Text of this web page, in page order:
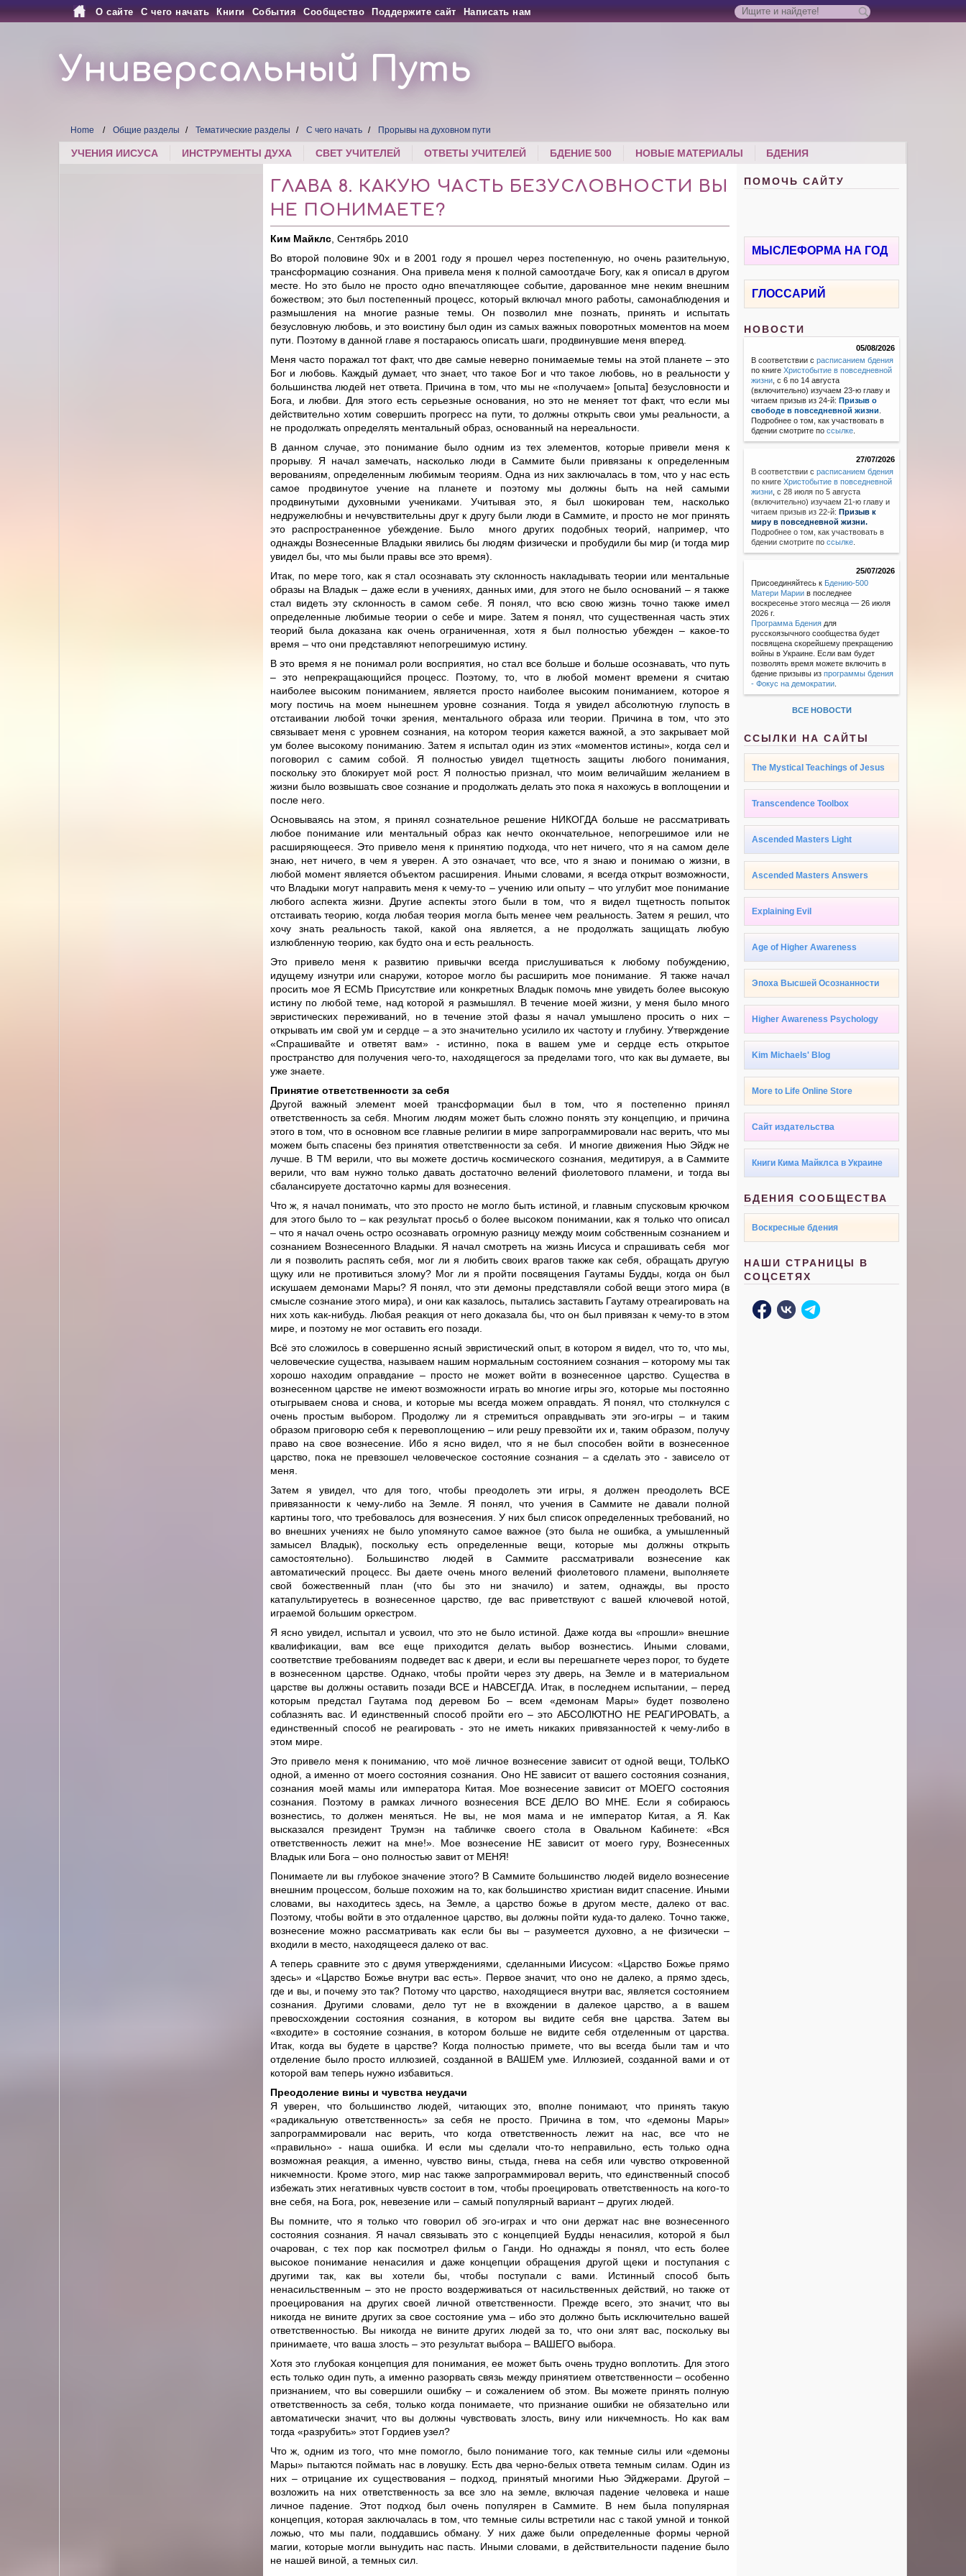
О сайте С чего начать Книги События Сообщество Поддержите сайт Написать нам
Универсальный Путь
Home Общие разделы Тематические разделы С чего начать Прорывы на духовном пути
УЧЕНИЯ ИИСУСА ИНСТРУМЕНТЫ ДУХА СВЕТ УЧИТЕЛЕЙ ОТВЕТЫ УЧИТЕЛЕЙ БДЕНИЕ 500 НОВЫЕ МАТЕРИАЛЫ БДЕНИЯ
ГЛАВА 8. КАКУЮ ЧАСТЬ БЕЗУСЛОВНОСТИ ВЫ
НЕ ПОНИМАЕТЕ?
Ким Майклс, Сентябрь 2010
Во второй половине 90х и в 2001 году я прошел через постепенную, но очень разительную,
трансформацию сознания. Она привела меня к полной самоотдаче Богу, как я описал в другом
месте. Но это было не просто одно впечатляющее событие, дарованное мне неким внешним
божеством; это был постепенный процесс, который включал много работы, самонаблюдения и
размышления на многие разные темы. Он позволил мне познать, принять и испытать
безусловную любовь, и это воистину был один из самых важных поворотных моментов на моем
пути. Поэтому в данной главе я постараюсь описать шаги, продвинувшие меня вперед.
Меня часто поражал тот факт, что две самые неверно понимаемые темы на этой планете – это
Бог и любовь. Каждый думает, что знает, что такое Бог и что такое любовь, но в реальности у
большинства людей нет ответа. Причина в том, что мы не «получаем» [опыта] безусловности и
Бога, и любви. Для этого есть серьезные основания, но это не меняет тот факт, что если мы
действительно хотим совершить прогресс на пути, то должны открыть свои умы реальности, а
не продолжать определять ментальный образ, основанный на нереальности.
В данном случае, это понимание было одним из тех элементов, которые привели меня к
прорыву. Я начал замечать, насколько люди в Саммите были привязаны к определенным
верованиям, определенным любимым теориям. Одна из них заключалась в том, что у нас есть
самое продвинутое учение на планете и поэтому мы должны быть на ней самыми
продвинутыми духовными учениками. Учитывая это, я был шокирован тем, насколько
недружелюбны и нечувствительны друг к другу были люди в Саммите, и просто не мог принять
это распространенное убеждение. Было много других подобных теорий, например, что
однажды Вознесенные Владыки явились бы людям физически и пробудили бы мир (и тогда мир
увидел бы, что мы были правы все это время).
Итак, по мере того, как я стал осознавать эту склонность накладывать теории или ментальные
образы на Владык – даже если в учениях, данных ими, для этого не было оснований – я также
стал видеть эту склонность в самом себе. Я понял, что всю свою жизнь точно также имел
определенные любимые теории о себе и мире. Затем я понял, что существенная часть этих
теорий была доказана как очень ограниченная, хотя я был полностью убежден – какое-то
время – что они представляют непогрешимую истину.
В это время я не понимал роли восприятия, но стал все больше и больше осознавать, что путь
– это непрекращающийся процесс. Поэтому, то, что в любой момент времени я считаю
наиболее высоким пониманием, является просто наиболее высоким пониманием, которое я
могу постичь на моем нынешнем уровне сознания. Тогда я увидел абсолютную глупость в
отстаивании любой точки зрения, ментального образа или теории. Причина в том, что это
связывает меня с уровнем сознания, на котором теория кажется важной, а это закрывает мой
ум более высокому пониманию. Затем я испытал один из этих «моментов истины», когда сел и
поговорил с самим собой. Я полностью увидел тщетность защиты любого понимания,
поскольку это блокирует мой рост. Я полностью признал, что моим величайшим желанием в
жизни было возвышать свое сознание и продолжать делать это пока я нахожусь в воплощении и
после него.
Основываясь на этом, я принял сознательное решение НИКОГДА больше не рассматривать
любое понимание или ментальный образ как нечто окончательное, непогрешимое или не
расширяющееся. Это привело меня к принятию подхода, что нет ничего, что я на самом деле
знаю, нет ничего, в чем я уверен. А это означает, что все, что я знаю и понимаю о жизни, в
любой момент является объектом расширения. Иными словами, я всегда открыт возможности,
что Владыки могут направить меня к чему-то – учению или опыту – что углубит мое понимание
любого аспекта жизни. Другие аспекты этого были в том, что я видел тщетность попыток
отстаивать теорию, когда любая теория могла быть менее чем реальность. Затем я решил, что
хочу знать реальность такой, какой она является, а не продолжать защищать любую
излюбленную теорию, как будто она и есть реальность.
Это привело меня к развитию привычки всегда прислушиваться к любому побуждению,
идущему изнутри или снаружи, которое могло бы расширить мое понимание. Я также начал
просить мое Я ЕСМЬ Присутствие или конкретных Владык помочь мне увидеть более высокую
истину по любой теме, над которой я размышлял. В течение моей жизни, у меня было много
эвристических переживаний, но в течение этой фазы я начал умышлено просить о них –
открывать им свой ум и сердце – а это значительно усилило их частоту и глубину. Утверждение
«Спрашивайте и ответят вам» - истинно, пока в вашем уме и сердце есть открытое
пространство для получения чего-то, находящегося за пределами того, что как вы думаете, вы
уже знаете.
Принятие ответственности за себя
Другой важный элемент моей трансформации был в том, что я постепенно принял
ответственность за себя. Многим людям может быть сложно понять эту концепцию, и причина
этого в том, что в основном все главные религии в мире запрограммировали нас верить, что мы
можем быть спасены без принятия ответственности за себя. И многие движения Нью Эйдж не
лучше. В ТМ верили, что вы можете достичь космического сознания, медитируя, а в Саммите
верили, что вам нужно только давать достаточно велений фиолетового пламени, и тогда вы
сбалансируете достаточно кармы для вознесения.
Что ж, я начал понимать, что это просто не могло быть истиной, и главным спусковым крючком
для этого было то – как результат просьб о более высоком понимании, как я только что описал
– что я начал очень остро осознавать огромную разницу между моим собственным сознанием и
сознанием Вознесенного Владыки. Я начал смотреть на жизнь Иисуса и спрашивать себя мог
ли я позволить распять себя, мог ли я любить своих врагов также как себя, обращать другую
щуку или не противиться злому? Мог ли я пройти посвящения Гаутамы Будды, когда он был
искушаем демонами Мары? Я понял, что эти демоны представляли собой вещи этого мира (в
смысле сознание этого мира), и они как казалось, пытались заставить Гаутаму отреагировать на
них хоть как-нибудь. Любая реакция от него доказала бы, что он был привязан к чему-то в этом
мире, и поэтому не мог оставить его позади.
Всё это сложилось в совершенно ясный эвристический опыт, в котором я видел, что то, что мы,
человеческие существа, называем нашим нормальным состоянием сознания – которому мы так
хорошо находим оправдание – просто не может войти в вознесенное царство. Существа в
вознесенном царстве не имеют возможности играть во многие игры эго, которые мы постоянно
отыгрываем снова и снова, и которые мы всегда можем оправдать. Я понял, что столкнулся с
очень простым выбором. Продолжу ли я стремиться оправдывать эти эго-игры – и таким
образом приговорю себя к перевоплощению – или решу превзойти их и, таким образом, получу
право на свое вознесение. Ибо я ясно видел, что я не был способен войти в вознесенное
царство, пока не превзошел человеческое состояние сознания – а сделать это - зависело от
меня.
Затем я увидел, что для того, чтобы преодолеть эти игры, я должен преодолеть ВСЕ
привязанности к чему-либо на Земле. Я понял, что учения в Саммите не давали полной
картины того, что требовалось для вознесения. У них был список определенных требований, но
во внешних учениях не было упомянуто самое важное (это была не ошибка, а умышленный
замысел Владык), поскольку есть определенные вещи, которые мы должны открыть
самостоятельно). Большинство людей в Саммите рассматривали вознесение как
автоматический процесс. Вы даете очень много велений фиолетового пламени, выполняете
свой божественный план (что бы это ни значило) и затем, однажды, вы просто
катапультируетесь в вознесенное царство, где вас приветствуют с вашей ключевой нотой,
играемой большим оркестром.
Я ясно увидел, испытал и усвоил, что это не было истиной. Даже когда вы «прошли» внешние
квалификации, вам все еще приходится делать выбор вознестись. Иными словами,
соответствие требованиям подведет вас к двери, и если вы перешагнете через порог, то будете
в вознесенном царстве. Однако, чтобы пройти через эту дверь, на Земле и в материальном
царстве вы должны оставить позади ВСЕ и НАВСЕГДА. Итак, в последнем испытании, – перед
которым предстал Гаутама под деревом Бо – всем «демонам Мары» будет позволено
соблазнять вас. И единственный способ пройти его – это АБСОЛЮТНО НЕ РЕАГИРОВАТЬ, а
единственный способ не реагировать - это не иметь никаких привязанностей к чему-либо в
этом мире.
Это привело меня к пониманию, что моё личное вознесение зависит от одной вещи, ТОЛЬКО
одной, а именно от моего состояния сознания. Оно НЕ зависит от вашего состояния сознания,
сознания моей мамы или императора Китая. Мое вознесение зависит от МОЕГО состояния
сознания. Поэтому в рамках личного вознесения ВСЕ ДЕЛО ВО МНЕ. Если я собираюсь
вознестись, то должен меняться. Не вы, не моя мама и не император Китая, а Я. Как
высказался президент Трумэн на табличке своего стола в Овальном Кабинете: «Вся
ответственность лежит на мне!». Мое вознесение НЕ зависит от моего гуру, Вознесенных
Владык или Бога – оно полностью завит от МЕНЯ!
Понимаете ли вы глубокое значение этого? В Саммите большинство людей видело вознесение
внешним процессом, больше похожим на то, как большинство христиан видит спасение. Иными
словами, вы находитесь здесь, на Земле, а царство божье в другом месте, далеко от вас.
Поэтому, чтобы войти в это отдаленное царство, вы должны пойти куда-то далеко. Точно также,
вознесение можно рассматривать как если бы вы – разумеется духовно, а не физически –
входили в место, находящееся далеко от вас.
А теперь сравните это с двумя утверждениями, сделанными Иисусом: «Царство Божье прямо
здесь» и «Царство Божье внутри вас есть». Первое значит, что оно не далеко, а прямо здесь,
где и вы, и почему это так? Потому что царство, находящиеся внутри вас, является состоянием
сознания. Другими словами, дело тут не в вхождении в далекое царство, а в вашем
превосхождении состояния сознания, в котором вы видите себя вне царства. Затем вы
«входите» в состояние сознания, в котором больше не видите себя отделенным от царства.
Итак, когда вы будете в царстве? Когда полностью примете, что вы всегда были там и что
отделение было просто иллюзией, созданной в ВАШЕМ уме. Иллюзией, созданной вами и от
которой вам теперь нужно избавиться.
Преодоление вины и чувства неудачи
Я уверен, что большинство людей, читающих это, вполне понимают, что принять такую
«радикальную ответственность» за себя не просто. Причина в том, что «демоны Мары»
запрограммировали нас верить, что когда ответственность лежит на нас, все что не
«правильно» - наша ошибка. И если мы сделали что-то неправильно, есть только одна
возможная реакция, а именно, чувство вины, стыда, гнева на себя или чувство откровенной
никчемности. Кроме этого, мир нас также запрограммировал верить, что единственный способ
избежать этих негативных чувств состоит в том, чтобы проецировать ответственность на кого-то
вне себя, на Бога, рок, невезение или – самый популярный вариант – других людей.
Вы помните, что я только что говорил об эго-играх и что они держат нас вне вознесенного
состояния сознания. Я начал связывать это с концепцией Будды ненасилия, которой я был
очарован, с тех пор как посмотрел фильм о Ганди. Но однажды я понял, что есть более
высокое понимание ненасилия и даже концепции обращения другой щеки и поступания с
другими так, как вы хотели бы, чтобы поступали с вами. Истинный способ быть
ненасильственным – это не просто воздерживаться от насильственных действий, но также от
проецирования на других своей личной ответственности. Прежде всего, это значит, что вы
никогда не вините других за свое состояние ума – ибо это должно быть исключительно вашей
ответственностью. Вы никогда не вините других людей за то, что они злят вас, поскольку вы
принимаете, что ваша злость – это результат выбора – ВАШЕГО выбора.
Хотя это глубокая концепция для понимания, ее может быть очень трудно воплотить. Для этого
есть только один путь, а именно разорвать связь между принятием ответственности – особенно
признанием, что вы совершили ошибку – и сожалением об этом. Вы можете принять полную
ответственность за себя, только когда понимаете, что признание ошибки не обязательно или
автоматически значит, что вы должны чувствовать злость, вину или никчемность. Но как вам
тогда «разрубить» этот Гордиев узел?
Что ж, одним из того, что мне помогло, было понимание того, как темные силы или «демоны
Мары» пытаются поймать нас в ловушку. Есть два черно-белых ответа темным силам. Один из
них – отрицание их существования – подход, принятый многими Нью Эйджерами. Другой –
возложить на них ответственность за все зло на земле, включая падение человека и наше
личное падение. Этот подход был очень популярен в Саммите. В нем была популярная
концепция, которая заключалась в том, что темные силы встретили нас с такой умной и тонкой
ложью, что мы пали, поддавшись обману. У них даже были определенные формы черной
магии, которые могли вынудить нас пасть. Иными словами, в действительности падение было
не нашей виной, а темных сил.
ПОМОЧЬ САЙТУ
МЫСЛЕФОРМА НА ГОД
ГЛОССАРИЙ
НОВОСТИ
05/08/2026
В соответствии срасписанием бдения
по книгеХристобытие в повседневной
жизни , с 6 по 14 августа
(включительно) изучаем 23-ю главу и
читаем призыв из 24-й: Призыв о
свободе в повседневной жизни
Подробнее о том, как участвовать в
бдении смотрите поссылке
27/07/2026
В соответствии с расписанием бдения
по книгеХристобытие в повседневной
жизни с 28 июля по 5 августа
(включительно) изучаем 21-ю главу и
читаем призыв из 22-й: Призыв к
миру в повседневной жизни.
Подробнее о том, как участвовать в
бдении смотрите поссылке
25/07/2026
Присоединяйтесь к Бдению-500
Матери Марии в последнее
воскресенье этого месяца — 26 июля
2026 г.
Программа Бдения для
русскоязычного сообщества будет
посвящена скорейшему прекращению
войны в Украине. Если вам будет
позволять время можете включить в
бдение призывы изпрограммы бдения
- Фокус на демократии
ВСЕ НОВОСТИ
ССЫЛКИ НА САЙТЫ
The Mystical Teachings of Jesus
Transcendence Toolbox
Ascended Masters Light
Ascended Masters Answers
Explaining Evil
Age of Higher Awareness
Эпоха Высшей Осознанности
Higher Awareness Psychology
Kim Michaels' Blog
More to Life Online Store
Сайт издательства
Книги Кима Майклса в Украине
БДЕНИЯ СООБЩЕСТВА
Воскресные бдения
НАШИ СТРАНИЦЫ В
СОЦСЕТЯХ